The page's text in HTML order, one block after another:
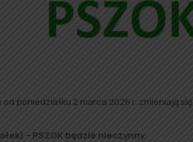
od poniedziałku 2 marca 2026 r. zmieniają
– PSZOK będzie nieczynny.